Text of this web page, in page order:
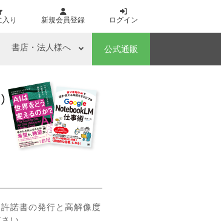
入り 新規会員登録 ログイン
書店・法人様へ 公式通販
諾書の発行と高解像度